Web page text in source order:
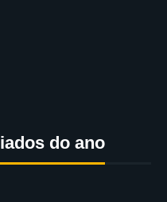
do ano